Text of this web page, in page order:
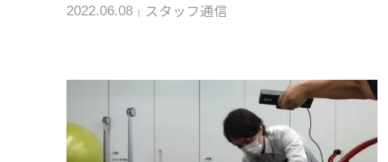
2022.06.08 スタッフ通信